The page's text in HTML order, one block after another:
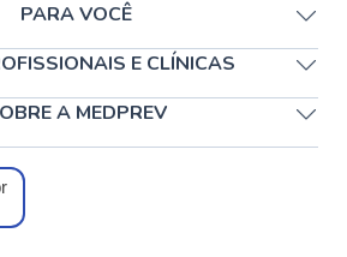
PARA VOCÊ
E CLÍNICAS
A MEDPREV